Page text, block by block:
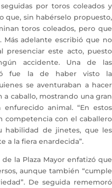
por toros coleados y
que, sin habérselo propuesto,
toros coleados, pero que
adelante escribió que no
presenciar este acto, puesto
accidente. Una de las
fue la de haber visto la
se aventuraban a hacer
caballo, mostrando una gran
animal. “En estos
competencia con el caballero
habilidad de jinetes, que les
a la fiera enardecida”.
la Plaza Mayor enfatizó que
aunque también “cumple
De seguida rememoró